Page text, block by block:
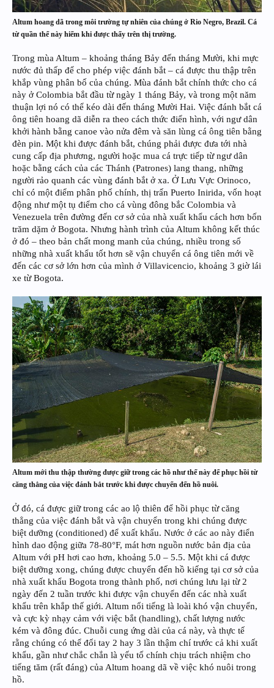
Altum hoang dã trong môi trường tự nhiên của chúng ở Rio Negro, Brazil. Cá
từ quần thể này hiếm khi được thấy trên thị trường.
Trong mùa Altum – khoảng tháng Bảy đến tháng Mười, khi mực
nước đủ thấp để cho phép việc đánh bắt – cá được thu thập trên
khắp vùng phân bố của chúng. Mùa đánh bắt chính thức cho cá
này ở Colombia bắt đầu từ ngày 1 tháng Bảy, và trong một năm
thuận lợi nó có thể kéo dài đến tháng Mười Hai. Việc đánh bắt cá
ông tiên hoang dã diễn ra theo cách thức điển hình, với ngư dân
khởi hành bằng canoe vào nửa đêm và săn lùng cá ông tiên bằng
đèn pin. Một khi được đánh bắt, chúng phải được đưa tới nhà
cung cấp địa phương, người hoặc mua cá trực tiếp từ ngư dân
hoặc bằng cách của các Thánh (Patrones) lang thang, những
người rảo quanh các vùng đánh bắt ở xa. Ở Lưu Vực Orinoco,
chỉ có một điểm phân phố chính, thị trấn Puerto Inirida, vốn hoạt
động như một tụ điểm cho cá vùng đông bắc Colombia và
Venezuela trên đường đến cơ sở của nhà xuất khẩu cách hơn bốn
trăm dặm ở Bogota. Nhưng hành trình của Altum không kết thúc
ở đó – theo bản chất mong manh của chúng, nhiều trong số
những nhà xuất khẩu tốt hơn sẽ vận chuyển cá ông tiên mới về
đến các cơ sở lớn hơn của mình ở Villavicencio, khoảng 3 giờ lái
xe từ Bogota.
Altum mới thu thập thường được giữ trong các hồ như thế này để phục hồi từ
căng thẳng của việc đánh bắt trước khi được chuyển đến hồ nuôi.
Ở đó, cá được giữ trong các ao lộ thiên để hồi phục từ căng
thẳng của việc đánh bắt và vận chuyển trong khi chúng được
biệt dưỡng (conditioned) để xuất khẩu. Nước ở các ao này điển
hình dao động giữa 78-80°F, mát hơn nguồn nước bản địa của
Altum với pH hơi cao hơn, khoảng 5.0 – 5.5. Một khi cá được
biệt dưỡng xong, chúng được chuyển đến hồ kiếng tại cơ sở của
nhà xuất khẩu Bogota trong thành phố, nơi chúng lưu lại từ 2
ngày đến 2 tuần trước khi được vận chuyển đến các nhà xuất
khẩu trên khắp thế giới. Altum nổi tiếng là loài khó vận chuyển,
và cực kỳ nhạy cảm với việc bắt (handling), chất lượng nước
kém và đông đúc. Chuỗi cung ứng dài của cá này, và thực tế
rằng chúng có thể đổi tay 2 hay 3 lần thậm chí trước cả khi xuất
khẩu, gần như chắc chắn là yếu tố chính chịu trách nhiệm cho
tiếng tăm (rất đáng) của Altum hoang dã về việc khó nuôi trong
hồ.